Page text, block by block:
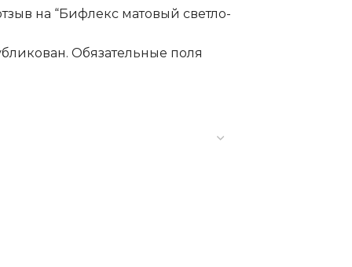
на “Бифлекс матовый светло-
Обязательные поля